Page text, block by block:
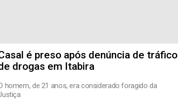
é preso após denúncia de tráfico
drogas em Itabira
homem, de 21 anos, era considerado foragido da